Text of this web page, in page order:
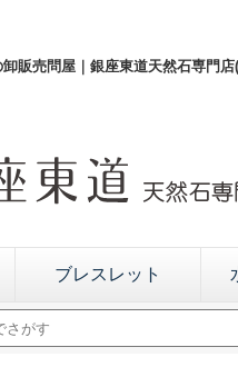
販売問屋｜銀座東道天然石専門店
ブレスレット